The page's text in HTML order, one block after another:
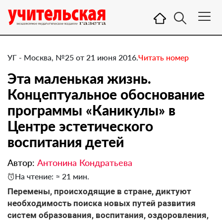
УГ - Москва, №25 от 21 июня 2016.Читать номер
Эта маленькая жизнь.
Концептуальное обоснование
программы «Каникулы» в
Центре эстетического
воспитания детей
Автор: Антонина Кондратьева
На чтение: ≈ 21 мин.
​Перемены, происходящие в стране, диктуют
необходимость поиска новых путей развития
систем образования, воспитания, оздоровления,